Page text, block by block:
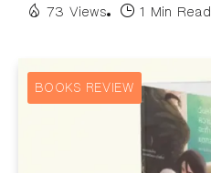
73 Views 1 Min Read
BOOKS REVIEW